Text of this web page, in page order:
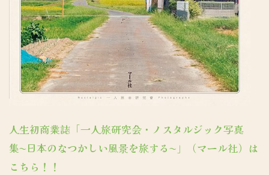
人生初商業誌「一人旅研究会・ノスタルジック写真
集〜日本のなつかしい風景を旅する〜」（マール社）は
こちら！！